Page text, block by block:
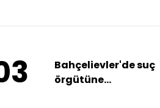
Bahçelievler'de suç
örgütüne